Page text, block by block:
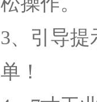
3、引导
单！